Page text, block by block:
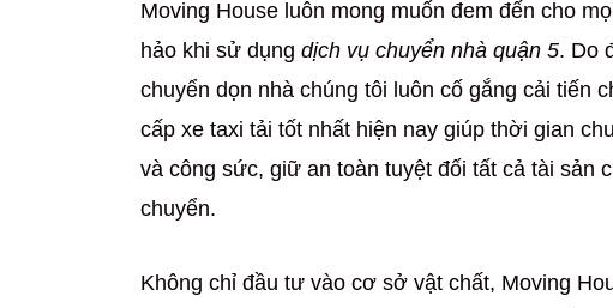
Moving House luôn mong muốn đem đến cho
hảo khi sử dụng dịch vụ chuyển nhà quận 5. Do
chuyển dọn nhà chúng tôi luôn cố gắng cải tiến
cấp xe taxi tải tốt nhất hiện nay giúp thời gian
và công sức, giữ an toàn tuyệt đối tất cả tài sản
chuyển.
Không chỉ đầu tư vào cơ sở vật chất, Moving